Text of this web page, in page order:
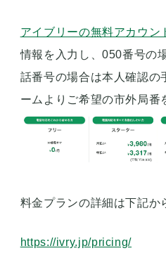
アイブリーの無料アカウン
情報を入力し、050番号の
話番号の場合は本人確認の
ームよりご希望の市外局番
料金プランの詳細は下記か
https://ivry.jp/pricing/